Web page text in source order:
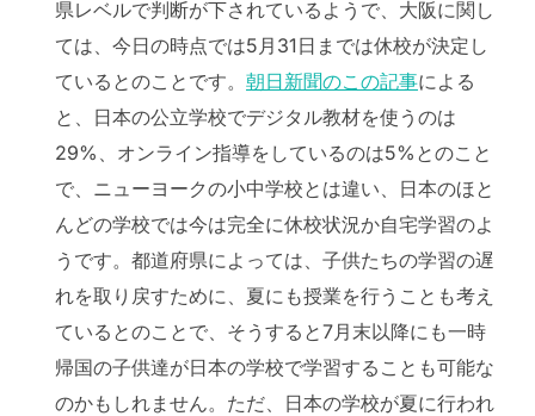
県レベルで判断が下されているようで、大阪に関し
ては、今日の時点では5月31日までは休校が決定し
ているとのことです。 朝日新聞のこの記事による
と、日本の公立学校でデジタル教材を使うのは
29%、オンライン指導をしているのは5%とのこと
で、ニューヨークの小中学校とは違い、日本のほと
んどの学校では今は完全に休校状況か自宅学習のよ
うです。都道府県によっては、子供たちの学習の遅
れを取り戻すために、夏にも授業を行うことも考え
ているとのことで、そうすると7月末以降にも一時
帰国の子供達が日本の学校で学習することも可能な
のかもしれません。ただ、日本の学校が夏に行われ